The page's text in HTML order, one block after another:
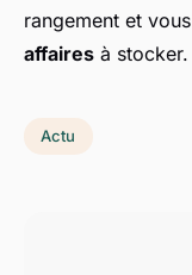
rangement et
affaires à stocker.
Actu